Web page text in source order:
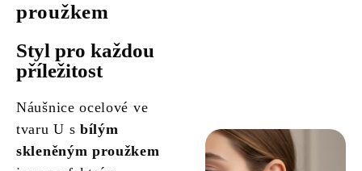
proužkem
Styl pro každou
příležitost
Náušnice ocelové ve
tvaru U s bílým
skleněným proužkem